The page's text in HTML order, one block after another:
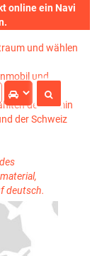
online ein Navi
und wählen
und
der Termin
der Schweiz
deutsch.